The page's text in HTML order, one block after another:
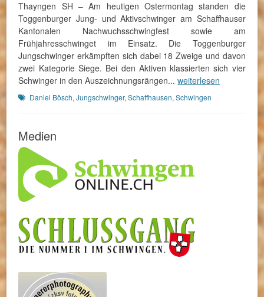
Thayngen SH – Am heutigen Ostermontag standen die
Toggenburger Jung- und Aktivschwinger am Schaffhauser
Kantonalen Nachwuchsschwingfest sowie am
Frühjahresschwinget im Einsatz. Die Toggenburger
Jungschwinger erkämpften sich dabei 18 Zweige und davon
zwei Kategorie Siege. Bei den Aktiven klassierten sich vier
Schwinger in den Auszeichnungsrängen...weiterlesen
Schlagworte
Daniel Bösch,Jungschwinger,Schaffhausen,Schwingen
Medien